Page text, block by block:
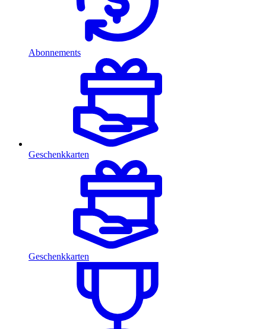
Abonnements
Geschenkkarten
Geschenkkarten